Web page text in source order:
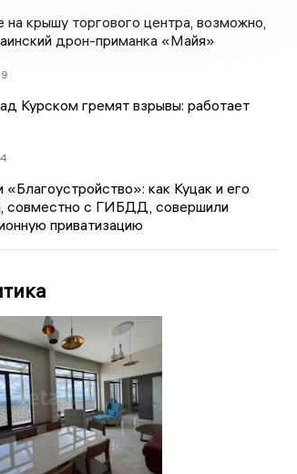
на крышу торгового центра, возможно,
дрон-приманка «Майя»
Курском гремят взрывы: работает
как Куцак и его
совместно с ГИБДД, совершили
приватизацию